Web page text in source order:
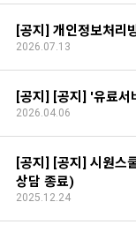
[공지] 개인정보처리
2026.07.13
[공지] [공지] '유료서
2026.04.06
[공지] [공지] 시원스
상담 종료)
2025.12.24